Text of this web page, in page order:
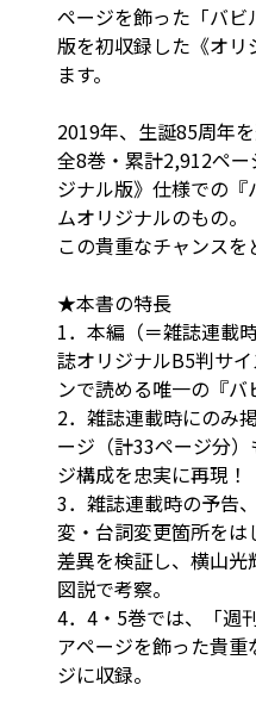
ページを飾った「バ
版を初収録した《オ
ます。
2019年、生誕85周年
全8巻・累計2,912ペ
ジナル版》仕様での
ムオリジナルのもの。
この貴重なチャンス
★本書の特長
1．本編（＝雑誌連載
誌オリジナルB5判サ
ンで読める唯一の『バ
2．雑誌連載時にのみ
ージ（計33ページ分
ジ構成を忠実に再現！
3．雑誌連載時の予告
変・台詞変更箇所を
差異を検証し、横山
図説で考察。
4．4・5巻では、「週
アページを飾った貴
ジに収録。